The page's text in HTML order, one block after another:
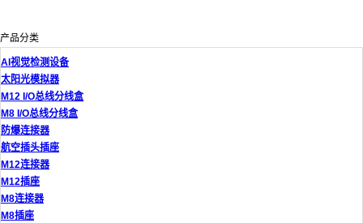
产品分类
AI视觉检测设备
太阳光模拟器
M12 I/O总线分线盒
M8 I/O总线分线盒
防爆连接器
航空插头插座
M12连接器
M12插座
M8连接器
M8插座